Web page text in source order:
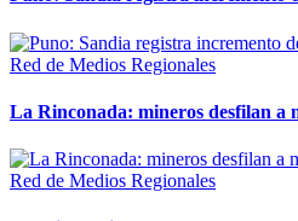
Red de Medios Regionales
La Rinconada: mineros desfilan a
Red de Medios Regionales